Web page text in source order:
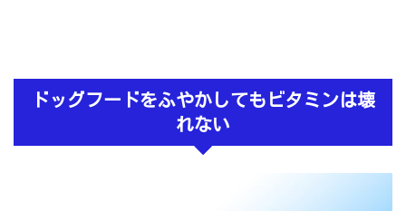
ドッグフードをふやかしてもビタミンは壊
れない